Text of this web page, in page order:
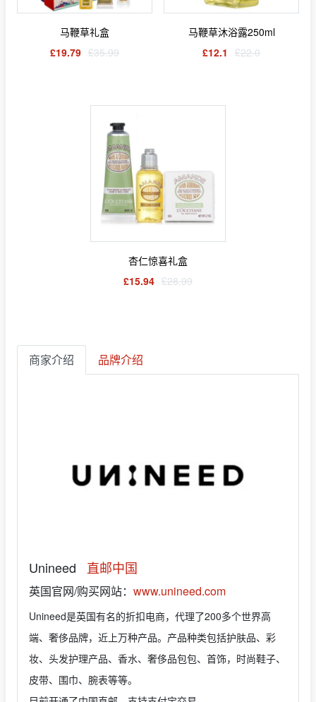
马鞭草礼盒
£19.79 £35.99
马鞭草沐浴露250ml
£12.1 £22.0
杏仁惊喜礼盒
£15.94 £28.99
商家介绍 品牌介绍
Unineed 直邮中国
英国官网/购买网站： www.unineed.com
Unineed是英国有名的折扣电商，代理了200多个世界高
端、奢侈品牌，近上万种产品。产品种类包括护肤品、彩
妆、头发护理产品、香水、奢侈品包包、首饰，时尚鞋子、
皮带、围巾、腕表等等。